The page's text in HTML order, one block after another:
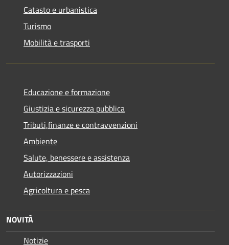
Catasto e urbanistica
Turismo
Mobilità e trasporti
Educazione e formazione
Giustizia e sicurezza pubblica
Tributi,finanze e contravvenzioni
Ambiente
Salute, benessere e assistenza
Autorizzazioni
Agricoltura e pesca
NOVITÀ
Notizie